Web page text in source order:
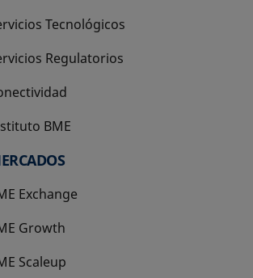
Tecnológicos
Regulatorios
BME
abre en una pestaña nueva
Exchange
Growth
abre en una pestaña nueva
Scaleup
abre en una pestaña nueva